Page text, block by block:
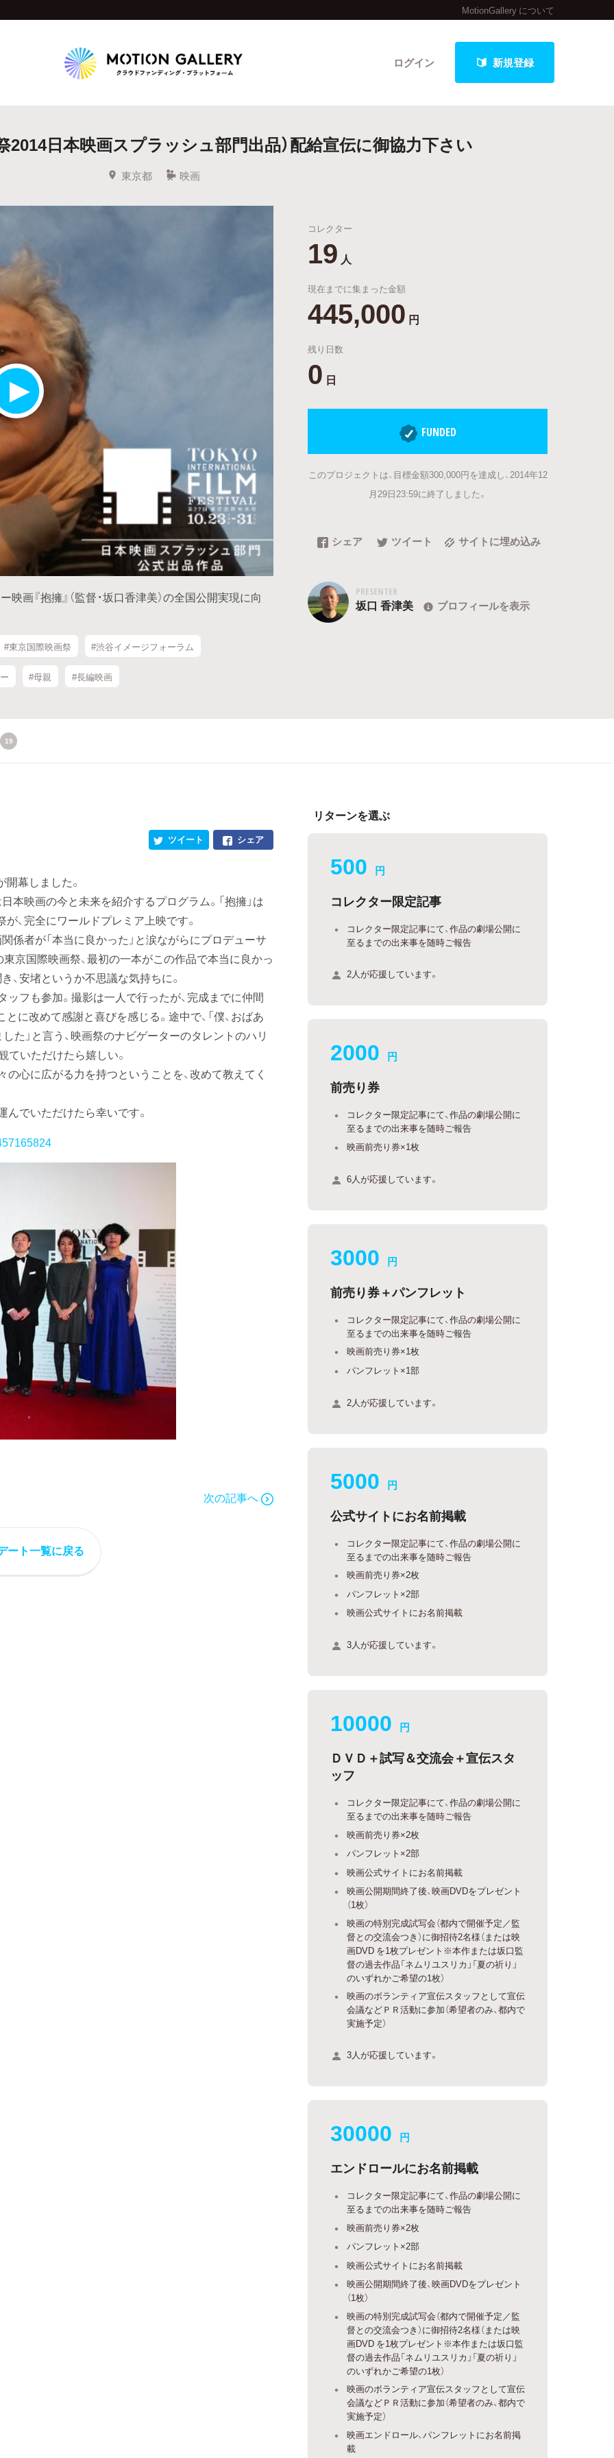
MotionGallery について
ログイン 新規登録
のプロジェクト 新着プロジェクト 終了間近のプロジェクト
Feature
最新進捗報告から探す
最新達成プロジェクト
祭2014日本映画スプラッシュ部門出品）配給宣伝に御協力下さい
東京都 映画
画『抱擁』（監督・坂口香津美）の全国公開実現に向
#東京国際映画祭 #渋谷イメージフォーラム
#母親 #長編映画
コレクター
19 人
現在までに集まった金額
445,000 円
残り日数
0 日
FUNDED
このプロジェクトは、目標金額300,000円を達成し、2014年12
月29日23:59に終了しました。
シェア ツイート サイトに埋め込み
PRESENTER
坂口 香津美 プロフィールを表示
19
シェア
ツイート
幕しました。
本映画の今と未来を紹介するプログラム。「抱擁」は
、完全にワールドプレミア上映です。
係者が「本当に良かった」と涙ながらにプロデューサ
京国際映画祭、最初の一本がこの作品で本当に良かっ
、安堵というか不思議な気持ちに。
ッフも参加。撮影は一人で行ったが、完成までに仲間
に改めて感謝と喜びを感じる。途中で、「僕、おばあ
た」と言う、映画祭のナビゲーターのタレントのハリ
いただけたら嬉しい。
の心に広がる力を持つということを、改めて教えてく
んでいただけたら幸いです。
次の記事へ
ート一覧に戻る
リターンを選ぶ
500 円
コレクター限定記事
コレクター限定記事にて、作品の劇場公開に
至るまでの出来事を随時ご報告
2人が応援しています。
2000 円
前売り券
コレクター限定記事にて、作品の劇場公開に
至るまでの出来事を随時ご報告
映画前売り券×1枚
6人が応援しています。
3000 円
前売り券＋パンフレット
コレクター限定記事にて、作品の劇場公開に
至るまでの出来事を随時ご報告
映画前売り券×1枚
パンフレット×1部
2人が応援しています。
5000 円
公式サイトにお名前掲載
コレクター限定記事にて、作品の劇場公開に
至るまでの出来事を随時ご報告
映画前売り券×2枚
パンフレット×2部
映画公式サイトにお名前掲載
3人が応援しています。
10000 円
ＤＶＤ＋試写＆交流会＋宣伝スタ
ッフ
コレクター限定記事にて、作品の劇場公開に
至るまでの出来事を随時ご報告
映画前売り券×2枚
パンフレット×2部
映画公式サイトにお名前掲載
映画公開期間終了後、映画DVDをプレゼント
（1枚）
映画の特別完成試写会（都内で開催予定／監
督との交流会つき）に御招待2名様（または映
画DVD を1枚プレゼント※本作または坂口監
督の過去作品「ネムリユスリカ」「夏の祈り」
のいずれかご希望の1枚）
映画のボランティア宣伝スタッフとして宣伝
会議などＰＲ活動に参加（希望者のみ、都内で
実施予定）
3人が応援しています。
30000 円
エンドロールにお名前掲載
コレクター限定記事にて、作品の劇場公開に
至るまでの出来事を随時ご報告
映画前売り券×2枚
パンフレット×2部
映画公式サイトにお名前掲載
映画公開期間終了後、映画DVDをプレゼント
（1枚）
映画の特別完成試写会（都内で開催予定／監
督との交流会つき）に御招待2名様（または映
画DVD を1枚プレゼント※本作または坂口監
督の過去作品「ネムリユスリカ」「夏の祈り」
のいずれかご希望の1枚）
映画のボランティア宣伝スタッフとして宣伝
会議などＰＲ活動に参加（希望者のみ、都内で
実施予定）
映画エンドロール、パンフレットにお名前掲
載